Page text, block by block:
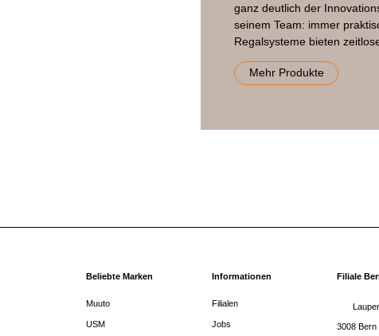
ganz deutlich der
seinem Team: immer
Regalsysteme bieten
Mehr Produkte
Beliebte Marken
Muuto
USM
Informationen
Filialen
Jobs
Filiale
3008 Bern